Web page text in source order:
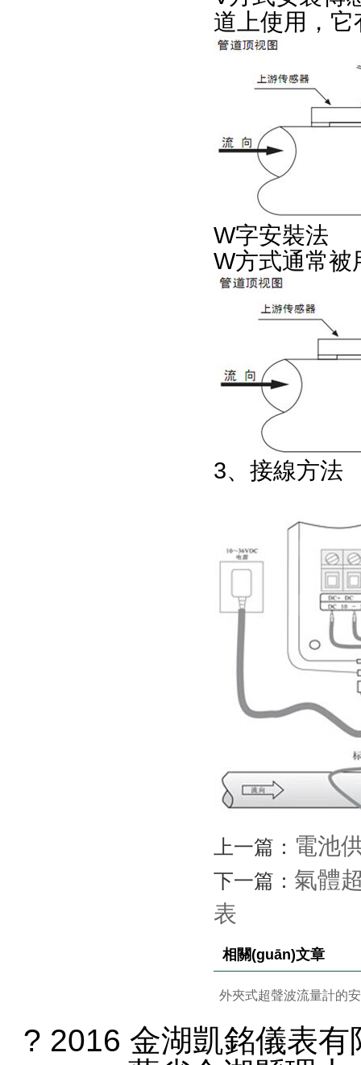
道上使用，它
W字安裝法
W方式通常被
3、接線方法
上一篇： 電池
下一篇： 氣體
表
相關(guān)文章
外夾式超聲波流量計的
? 2016 金湖凱銘儀表